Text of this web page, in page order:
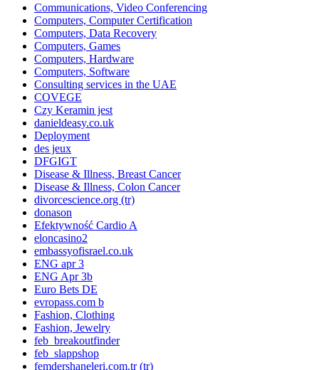
Communications, Video Conferencing
Computers, Computer Certification
Computers, Data Recovery
Computers, Games
Computers, Hardware
Computers, Software
Consulting services in the UAE
COVEGE
Czy Keramin jest
danieldeasy.co.uk
Deployment
des jeux
DFGIGT
Disease & Illness, Breast Cancer
Disease & Illness, Colon Cancer
divorcescience.org (tr)
donason
Efektywność Cardio A
eloncasino2
embassyofisrael.co.uk
ENG apr 3
ENG Apr 3b
Euro Bets DE
evropass.com b
Fashion, Clothing
Fashion, Jewelry
feb_breakoutfinder
feb_slappshop
femdershaneleri.com.tr (tr)